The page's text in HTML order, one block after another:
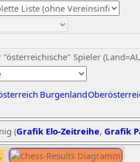
"österreichische" Spieler
Burgenland
(Grafik Elo-Zeitreihe, Grafik